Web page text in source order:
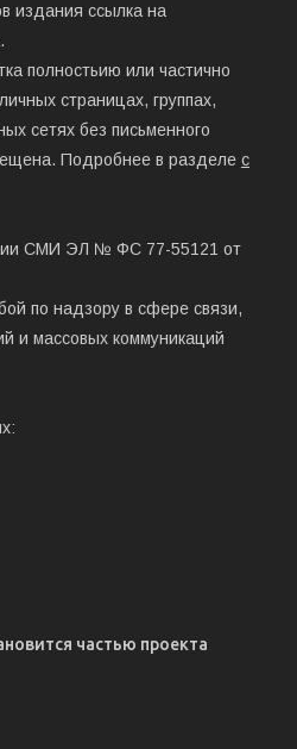
издания ссылка на
полностьию или частично
страницах, группах,
сетях без письменного
Подробнее в разделе с
СМИ ЭЛ № ФС 77-55121 от
по надзору в сфере связи,
и массовых коммуникаций
частью проекта